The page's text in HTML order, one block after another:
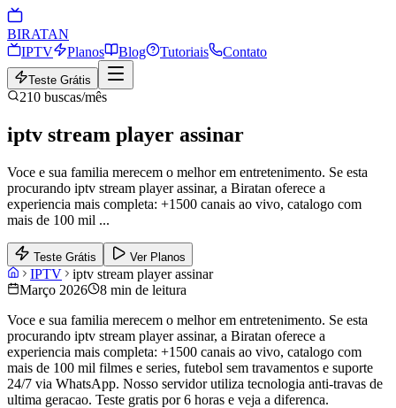
BIRATAN
IPTV
Planos Blog Tutoriais Contato
Teste Grátis
210 buscas/mês
iptv stream player assinar
Voce e sua familia merecem o melhor em entretenimento. Se esta
procurando iptv stream player assinar, a Biratan oferece a
experiencia mais completa: +1500 canais ao vivo, catalogo com
mais de 100 mil ...
Teste Grátis Ver Planos
IPTV
iptv stream player assinar
Março 2026
8 min de leitura
Voce e sua familia merecem o melhor em entretenimento. Se esta
procurando iptv stream player assinar, a Biratan oferece a
experiencia mais completa: +1500 canais ao vivo, catalogo com
mais de 100 mil filmes e series, futebol sem travamentos e suporte
24/7 via WhatsApp. Nosso servidor utiliza tecnologia anti-travas de
ultima geracao. Teste gratis por 6 horas e veja a diferenca.